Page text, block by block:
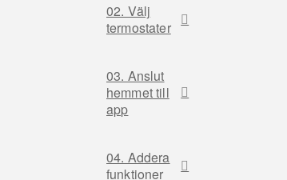
02. Välj
termostater
03. Anslut
hemmet till
app
04. Addera
funktioner